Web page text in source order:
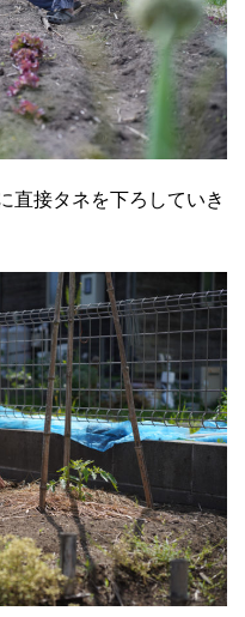
直接タネを下ろしていき